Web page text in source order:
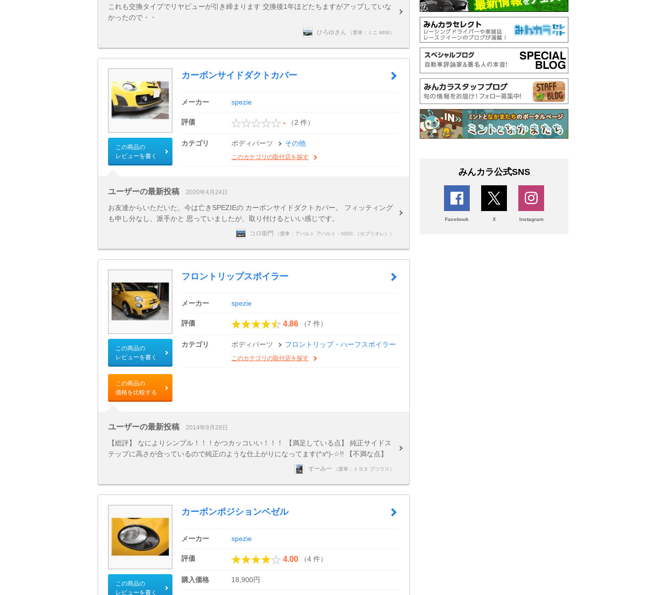
これも交換タイプでリヤビューが引き締まります 交換後1年ほどたちますがアップしていな
かったので・・
ひろゆきん （愛車：ミニ MINI）
この商品の
レビューを書く
カーボンサイドダクトカバー
メーカー spezie
評価 - （2 件）
カテゴリ ボディパーツ その他
このカテゴリの取付店を探す
ユーザーの最新投稿 2020年4月24日
お友達からいただいた、今は亡きSPEZIEの カーボンサイドダクトカバー。 フィッティング
も申し分なし、派手かと 思っていましたが、取り付けるといい感じです。
コロ衛門 （愛車：アバルト アバルト・500C （カブリオレ））
この商品の
レビューを書く
この商品の
価格を比較する
フロントリップスポイラー
メーカー spezie
評価 4.86 （7 件）
カテゴリ ボディパーツ フロントリップ・ハーフスポイラー
このカテゴリの取付店を探す
ユーザーの最新投稿 2014年9月28日
【総評】 なによりシンプル！！！かつカッコいい！！！ 【満足している点】 純正サイドス
テップに高さが合っているので純正のような仕上がりになってます(^з^)-☆!! 【不満な点】
ずーみー （愛車：トヨタ プリウス）
この商品の
レビューを書く
カーボンポジションベゼル
メーカー spezie
評価 4.00 （4 件）
購入価格 18,900円
みんカラ公式SNS
Facebook X Instagram